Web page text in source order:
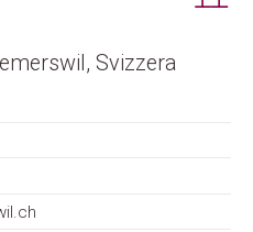
Svizzera